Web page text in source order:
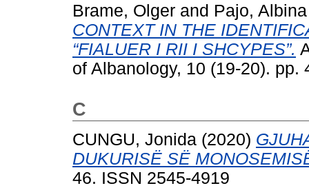
Brame, Olger and Pajo, Albina
CONTEXT IN THE
“FIALUER I RII I SHCYPES”.
of Albanology, 10 (19-20). pp.
C
CUNGU, Jonida (2020)
DUKURISË SË
46. ISSN 2545-4919